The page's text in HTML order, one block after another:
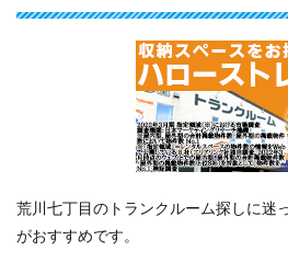
荒川七丁目のトランクルーム探しに迷
がおすすめです。